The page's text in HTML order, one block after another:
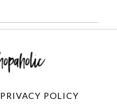
PRIVACY POLICY